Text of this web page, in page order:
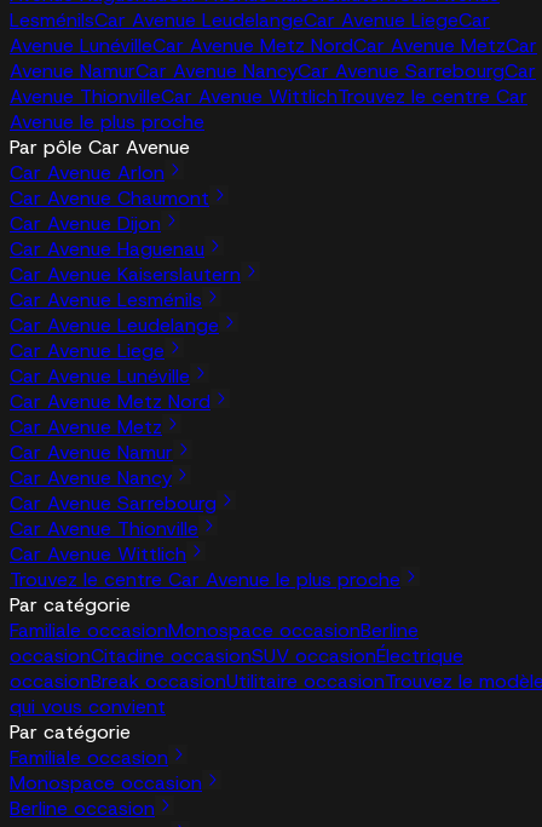
LesménilsCar Avenue LeudelangeCar Avenue LiegeCar
Avenue LunévilleCar Avenue Metz NordCar Avenue MetzCar
Avenue NamurCar Avenue NancyCar Avenue SarrebourgCar
Avenue ThionvilleCar Avenue WittlichTrouvez le centre Car
Avenue le plus proche
Par pôle Car Avenue
Car Avenue Arlon
Car Avenue Chaumont
Car Avenue Dijon
Car Avenue Haguenau
Car Avenue Kaiserslautern
Car Avenue Lesménils
Car Avenue Leudelange
Car Avenue Liege
Car Avenue Lunéville
Car Avenue Metz Nord
Car Avenue Metz
Car Avenue Namur
Car Avenue Nancy
Car Avenue Sarrebourg
Car Avenue Thionville
Car Avenue Wittlich
Trouvez le centre Car Avenue le plus proche
Par catégorie
Familiale occasionMonospace occasionBerline
occasionCitadine occasionSUV occasionÉlectrique
occasionBreak occasionUtilitaire occasionTrouvez le
qui vous convient
Par catégorie
Familiale occasion
Monospace occasion
Berline occasion